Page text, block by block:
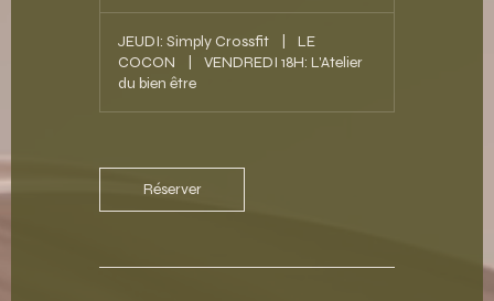
JEUDI: Simply Crossfit
LE
COCON
VENDREDI 18H: L'Atelier
du bien être
Réserver